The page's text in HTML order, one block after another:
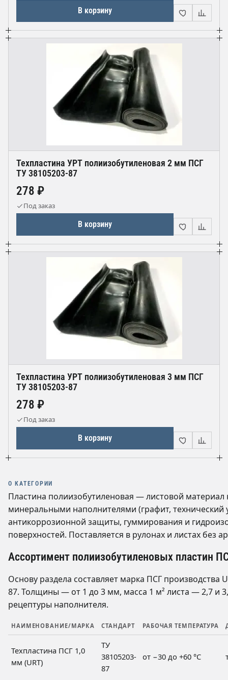
В корзину
Техпластина УРТ полиизобутиленовая 2 мм ПСГ
ТУ 38105203-87
278 ₽
Под заказ
В корзину
Техпластина УРТ полиизобутиленовая 3 мм ПСГ
ТУ 38105203-87
278 ₽
Под заказ
В корзину
О КАТЕГОРИИ
Пластина полиизобутиленовая — листовой материал
минеральными наполнителями (графит, технический
антикоррозионной защиты, гуммирования и
поверхностей. Поставляется в рулонах и листах без
Ассортимент полиизобутиленовых пластин
Основу раздела составляет марка ПСГ производства
87. Толщины — от 1 до 3 мм, масса 1 м² листа — 2,7 и
рецептуры наполнителя.
НАИМЕНОВАНИЕ/МАРКА СТАНДАРТ РАБОЧАЯ ТЕМПЕРАТУРА
Техпластина ПСГ 1,0
мм (URT)
ТУ
38105203-
87
от −30 до +60 °C